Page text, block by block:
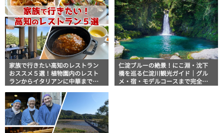
家族で行きたい高知のレストラン
おススメ５選！植物園内のレスト
ランからイタリアンに中華まで楽
仁淀ブルーの絶景！にこ淵・沈下
橋を巡る仁淀川観光ガイド｜グル
メ・宿・モデルコースまで完全網